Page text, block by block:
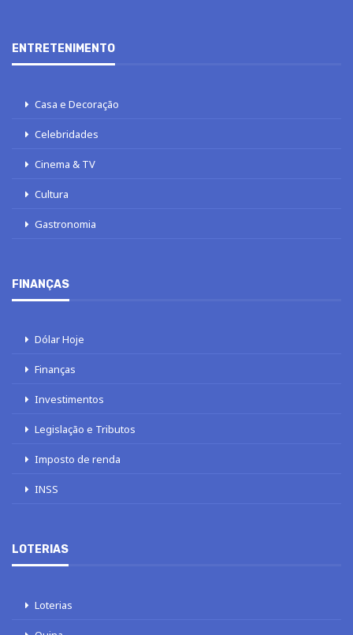
ENTRETENIMENTO
Casa e Decoração
Celebridades
Cinema & TV
Cultura
Gastronomia
FINANÇAS
Dólar Hoje
Finanças
Investimentos
Legislação e Tributos
Imposto de renda
INSS
LOTERIAS
Loterias